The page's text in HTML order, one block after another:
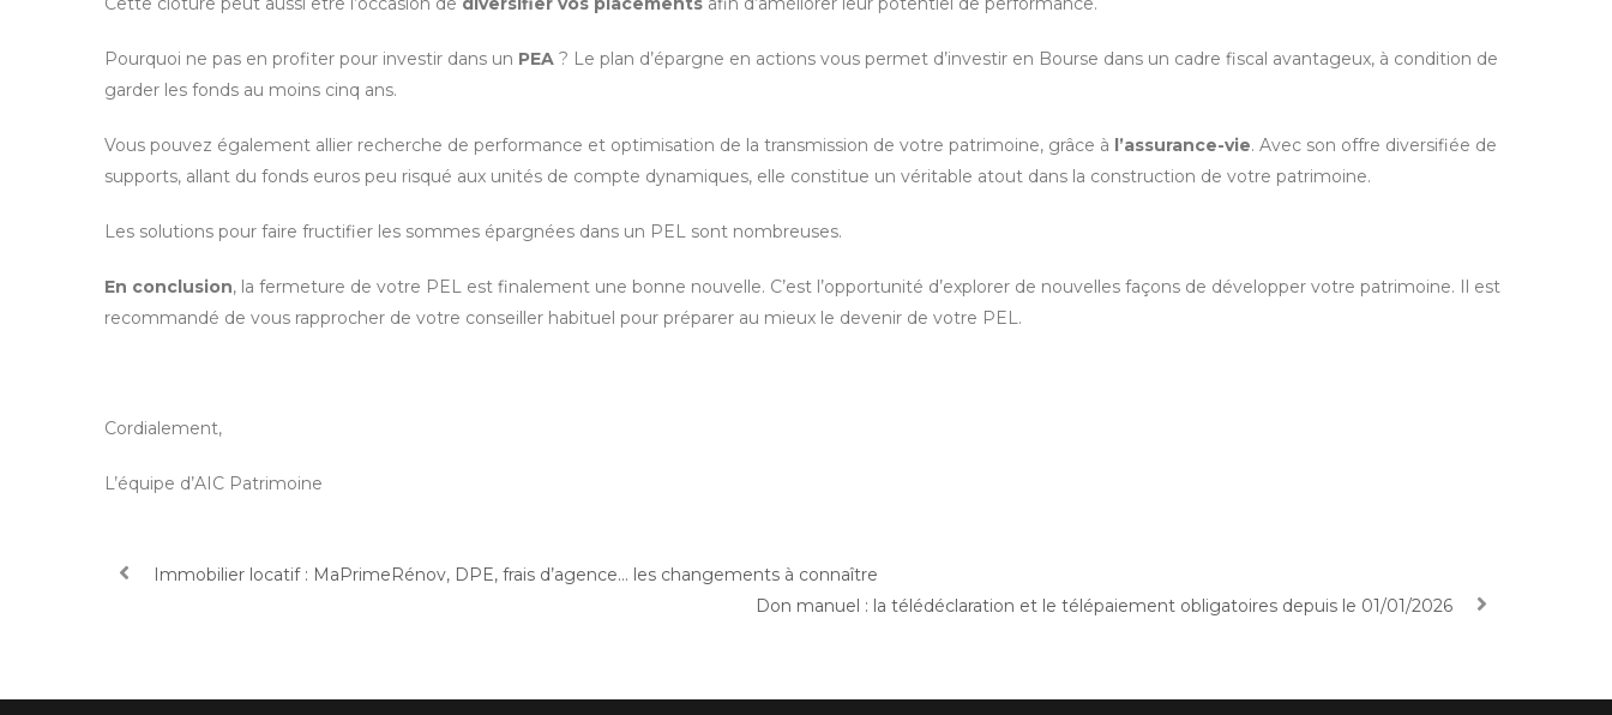
Pourquoi ne pas en profiter pour investir dans un PEA ? Le plan d’épargne en actions vous permet d’investir en Bourse dans un cadre fiscal avantageux, à condition de
garder les fonds au moins cinq ans.
Vous pouvez également allier recherche de performance et optimisation de la transmission de votre patrimoine, grâce à l’assurance-vie. Avec son offre diversifiée de
supports, allant du fonds euros peu risqué aux unités de compte dynamiques, elle constitue un véritable atout dans la construction de votre patrimoine.
Les solutions pour faire fructifier les sommes épargnées dans un PEL sont nombreuses.
En conclusion, la fermeture de votre PEL est finalement une bonne nouvelle. C’est l’opportunité d’explorer de nouvelles façons de développer votre patrimoine. Il est
recommandé de vous rapprocher de votre conseiller habituel pour préparer au mieux le devenir de votre PEL.
Cordialement,
L’équipe d’AIC Patrimoine
Immobilier locatif : MaPrimeRénov, DPE, frais d’agence… les changements à connaître
Don manuel : la télédéclaration et le télépaiement obligatoires depuis le 01/01/2026